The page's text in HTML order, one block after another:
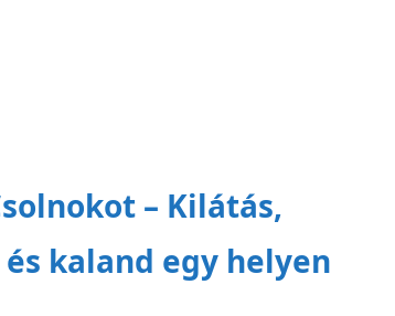
– Kilátás,
kaland egy helyen